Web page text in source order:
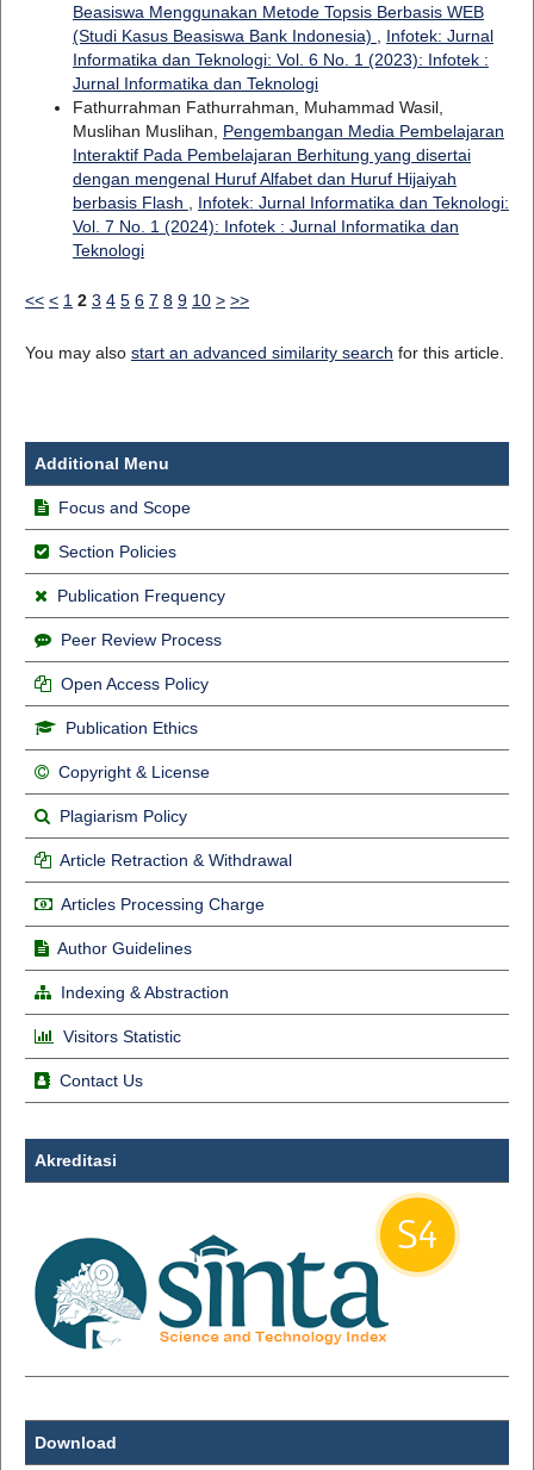
Beasiswa Menggunakan Metode Topsis Berbasis WEB
(Studi Kasus Beasiswa Bank Indonesia)
Infotek: Jurnal
Informatika dan Teknologi: Vol. 6 No. 1 (2023): Infotek :
Jurnal Informatika dan Teknologi
Fathurrahman Fathurrahman, Muhammad Wasil,
Muslihan Muslihan, Pengembangan Media Pembelajaran
Interaktif Pada Pembelajaran Berhitung yang disertai
dengan mengenal Huruf Alfabet dan Huruf Hijaiyah
berbasis Flash
Infotek: Jurnal Informatika dan Teknologi:
Vol. 7 No. 1 (2024): Infotek : Jurnal Informatika dan
Teknologi
<< < 1 2 3 4 5 6 7 8 9 10 > >>
You may also start an advanced similarity search for this article.
Additional Menu
Focus and Scope
Section Policies
Publication Frequency
Peer Review Process
Open Access Policy
Publication Ethics
Copyright & License
Plagiarism Policy
Article Retraction & Withdrawal
Articles Processing Charge
Author Guidelines
Indexing & Abstraction
Visitors Statistic
Contact Us
Akreditasi
Download